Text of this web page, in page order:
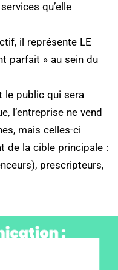
qu’elle
il représente LE
parfait » au sein du
le public qui sera
l’entreprise ne vend
mais celles-ci
de la cible principale :
prescripteurs,